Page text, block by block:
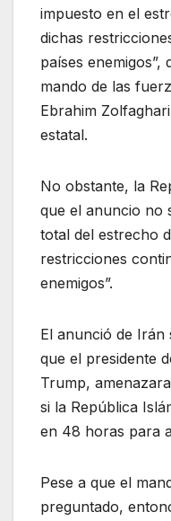
impuesto en el
dichas
países
mando de las
Ebrahim
estatal.
No obstante, la
que el anuncio no
total del estrecho
restricciones
enemigos”.
El anunció de Irán
que el presidente
Trump,
si la República
en 48 horas para
Pese a que el
preguntado,